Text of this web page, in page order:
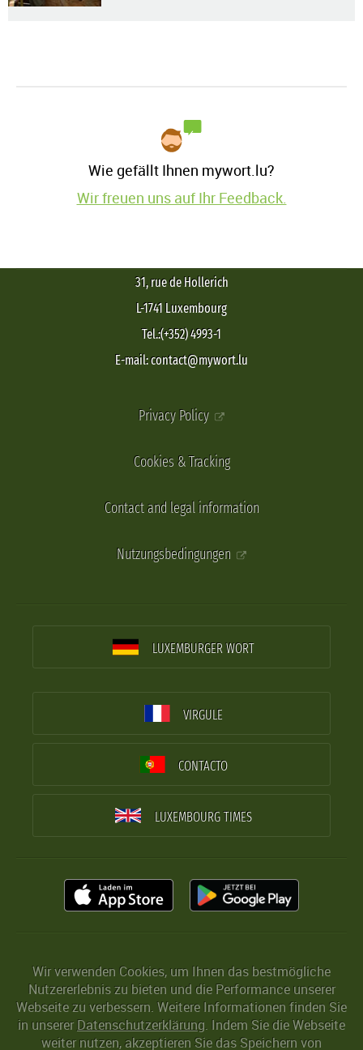
Wie gefällt Ihnen mywort.lu?
Wir freuen uns auf Ihr Feedback.
31, rue de Hollerich
L-1741 Luxembourg
Tel.:(+352) 4993-1
E-mail: contact@mywort.lu
Privacy Policy
Cookies & Tracking
Contact and legal information
Nutzungsbedingungen
LUXEMBURGER WORT
VIRGULE
CONTACTO
LUXEMBOURG TIMES
Wir verwenden Cookies, um Ihnen das bestmögliche
Nutzererlebnis zu bieten und die Performance unserer
Webseite zu verbessern. Weitere Informationen finden Sie
in unserer Datenschutzerklärung. Indem Sie die Webseite
weiter nutzen, akzeptieren Sie das Speichern von